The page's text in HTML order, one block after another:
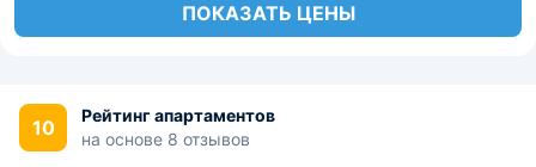
ПОКАЗАТЬ ЦЕНЫ
10
Рейтинг апартаментов
на основе 8 отзывов